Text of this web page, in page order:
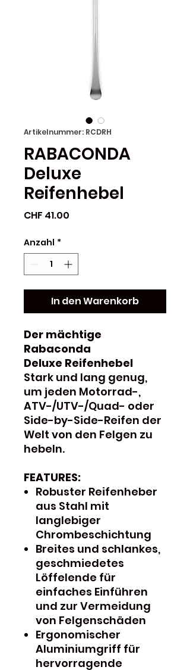
Artikelnummer: RCDRH
RABACONDA
Deluxe
Reifenhebel
CHF 41.00
Anzahl *
In den Warenkorb
Der mächtige
Rabaconda
Deluxe Reifenhebel
Stark und lang genug,
um jeden Motorrad-,
ATV-/UTV-/Quad- oder
Side-by-Side-Reifen der
Welt von den Felgen zu
hebeln.
FEATURES:
Robuster Reifenheber
aus Stahl mit
langlebiger
Chrombeschichtung
Breites und schlankes,
geschmiedetes
Löffelende für
einfaches Einführen
und zur Vermeidung
von Felgenschäden
Ergonomischer
Aluminiumgriff für
hervorragende